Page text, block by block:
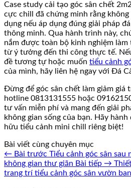
Case study cải tạo góc sân chết
cực chill đã chứng minh rằng không
dụng nếu áp dụng đúng giải pháp
thông minh. Qua hành trình này,
nắm được toàn bộ kinh nghiệm
từ ý tưởng đến thi công thực tế.
đề tương tự hoặc muốn tiểu cảnh
của mình, hãy liên hệ ngay với Đá
Đừng để góc sân chết làm giảm giá
hotline 0813131555 hoặc
tư vấn miễn phí và mang đến giải
không gian sống của bạn. Hãy
hữu tiểu cảnh mini chill riêng biệt!
Bài viết cùng chuyên mục
← Bài trước Tiểu cảnh góc sân sau
không gian thư giãn Bài tiếp →
trang trí tiểu cảnh góc sân vườn